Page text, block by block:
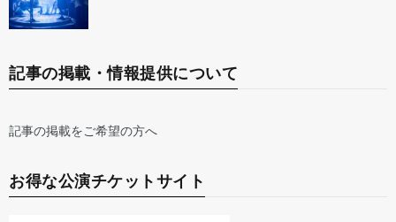
記事の掲載・情報提供について
記事の掲載をご希望の方へ
お得な公演チケットサイト